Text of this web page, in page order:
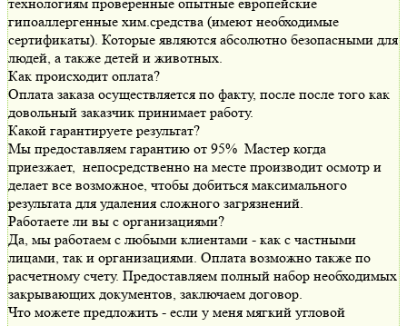
гипоаллергенные хим.средства (имеют необходимые
сертификаты). Которые являются абсолютно безопасными для
людей, а также детей и животных.
Как происходит оплата?
Оплата заказа осуществляется по факту, после после того как
довольный заказчик принимает работу.
Какой гарантируете результат?
Мы предоставляем гарантию от 95% Мастер когда
приезжает, непосредственно на месте производит осмотр и
делает все возможное, чтобы добиться максимального
результата для удаления сложного загрязнений.
Работаете ли вы с организациями?
Да, мы работаем с любыми клиентами - как с частными
лицами, так и организациями. Оплата возможно также по
расчетному счету. Предоставляем полный набор необходимых
закрывающих документов, заключаем договор.
Что можете предложить - если у меня мягкий угловой